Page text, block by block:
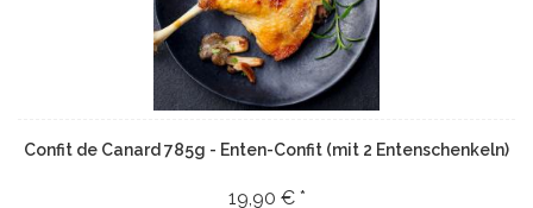
Confit de Canard 785g - Enten-Confit (mit 2 Entenschenkeln)
19,90 € *